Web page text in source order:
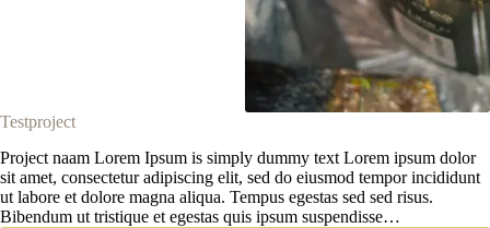
Testproject
Project naam Lorem Ipsum is simply dummy text Lorem ipsum dolor
sit amet, consectetur adipiscing elit, sed do eiusmod tempor incididunt
ut labore et dolore magna aliqua. Tempus egestas sed sed risus.
Bibendum ut tristique et egestas quis ipsum suspendisse…